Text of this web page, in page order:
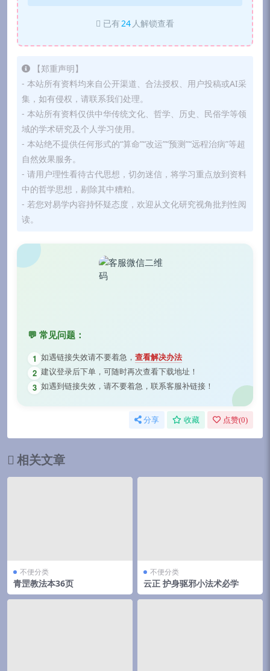
已有24 人解锁查看
【郑重声明】
- 本站所有资料均来自公开渠道、合法授权、用户投稿或AI采
集，如有侵权，请联系我们处理。
- 本站所有资料仅供中华传统文化、哲学、历史、民俗学等领
域的学术研究及个人学习使用。
- 本站绝不提供任何形式的“算命”“改运”“预测”“远程治病”等超
自然效果服务。
- 请用户理性看待古代思想，切勿迷信，将学习重点放到资料
中的哲学思想，剔除其中糟粕。
- 若您对易学内容持怀疑态度，欢迎从文化研究视角批判性阅
读。
💬 常见问题：
1 如遇链接失效请不要着急， 查看解决办法
2 建议登录后下单，可随时再次查看下载地址！
3 如遇到链接失效，请不要着急，联系客服补链接！
分享 收藏 点赞(0)
相关文章
不便分类
青罡教法本36页
不便分类
云正 护身驱邪小法术必学